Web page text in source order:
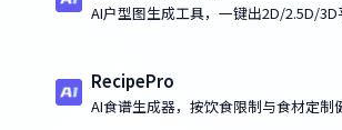
AI户型图生成工具，一键出2D/2.5D/3D
RecipePro
AI食谱生成器，按饮食限制与食材定制